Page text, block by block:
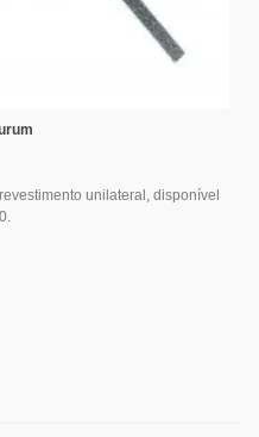
unilateral, disponível